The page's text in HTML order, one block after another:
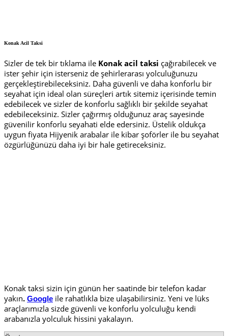
Konak Acil Taksi
Sizler de tek bir tıklama ile Konak acil taksi çağırabilecek ve
ister şehir için isterseniz de şehirlerarası yolculuğunuzu
gerçekleştirebileceksiniz. Daha güvenli ve daha konforlu bir
seyahat için ideal olan süreçleri artık sitemiz içerisinde temin
edebilecek ve sizler de konforlu sağlıklı bir şekilde seyahat
edebileceksiniz. Sizler çağırmış olduğunuz araç sayesinde
güvenilir konforlu seyahati elde edersiniz. Üstelik oldukça
uygun fiyata Hijyenik arabalar ile kibar şoförler ile bu seyahat
özgürlüğünüzü daha iyi bir hale getireceksiniz.
Konak taksi sizin için günün her saatinde bir telefon kadar
yakın. Google ile rahatlıkla bize ulaşabilirsiniz. Yeni ve lüks
araçlarımızla sizde güvenli ve konforlu yolculuğu kendi
arabanızla yolculuk hissini yakalayın.